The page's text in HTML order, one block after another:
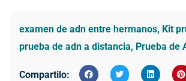
examen de adn entre hermanos, Kit
prueba de adn a distancia, Prueba de
Compartilo: